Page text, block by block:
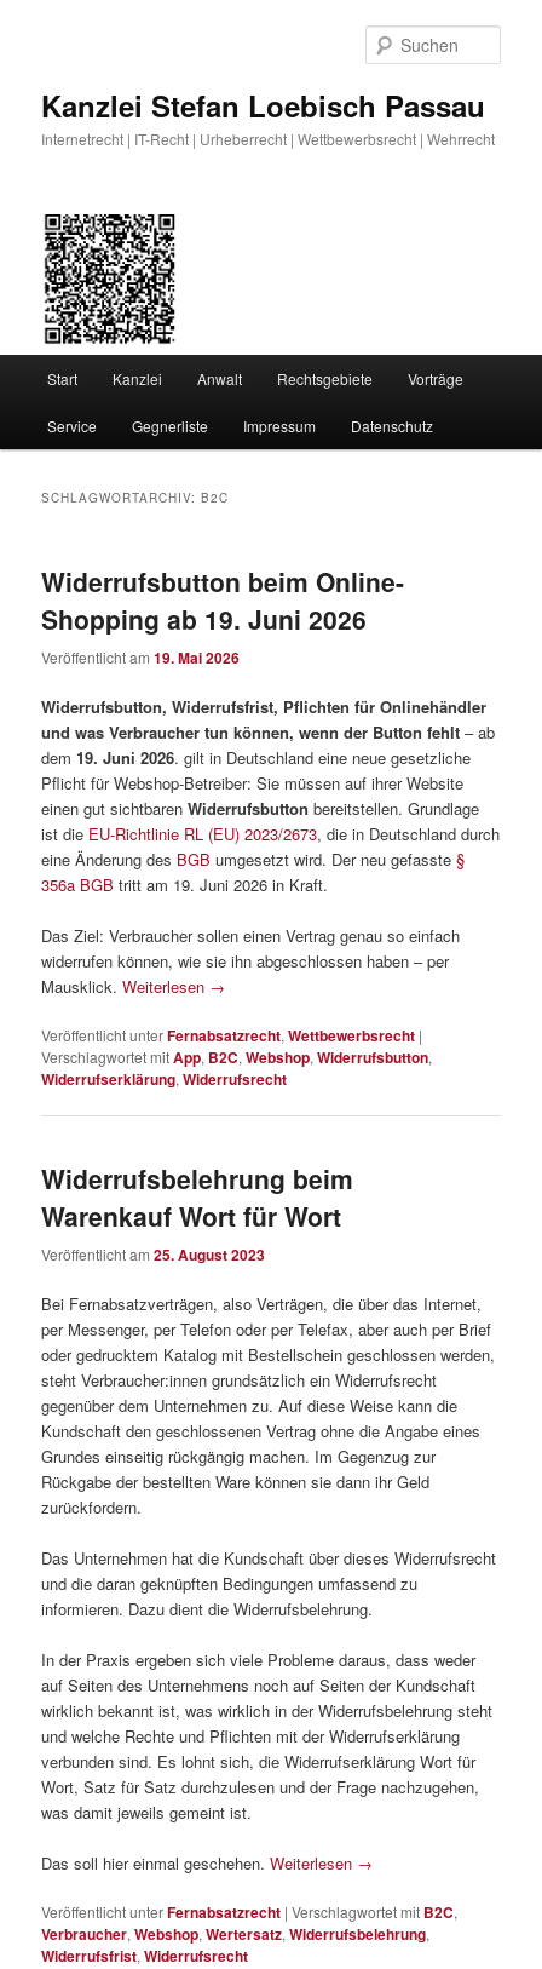
Kanzlei Stefan Loebisch Passau
Internetrecht | IT-Recht | Urheberrecht | Wettbewerbsrecht | Wehrrecht
Start Kanzlei Anwalt Rechtsgebiete Vorträge
Service Gegnerliste Impressum Datenschutz
SCHLAGWORTARCHIV:B2C
Widerrufsbutton beim Online-
Shopping ab 19. Juni 2026
Veröffentlicht am19. Mai 2026
Widerrufsbutton, Widerrufsfrist, Pflichten für Onlinehändler
und was Verbraucher tun können, wenn der Button fehlt – ab
dem19. Juni 2026. gilt in Deutschland eine neue gesetzliche
Pflicht für Webshop-Betreiber: Sie müssen auf ihrer Website
einen gut sichtbarenWiderrufsbutton bereitstellen. Grundlage
ist die EU-Richtlinie RL (EU) 2023/2673, die in Deutschland durch
eine Änderung des BGB umgesetzt wird. Der neu gefasste§
356a BGB tritt am 19. Juni 2026 in Kraft.
Das Ziel: Verbraucher sollen einen Vertrag genau so einfach
widerrufen können, wie sie ihn abgeschlossen haben – per
Mausklick.Weiterlesen →
Veröffentlicht unterFernabsatzrecht,Wettbewerbsrecht |
Verschlagwortet mitApp, B2C,Webshop,Widerrufsbutton,
Widerrufserklärung,Widerrufsrecht
Widerrufsbelehrung beim
Warenkauf Wort für Wort
Veröffentlicht am25. August 2023
Bei Fernabsatzverträgen, also Verträgen, die über das Internet,
per Messenger, per Telefon oder per Telefax, aber auch per Brief
oder gedrucktem Katalog mit Bestellschein geschlossen werden,
steht Verbraucher:innen grundsätzlich ein Widerrufsrecht
gegenüber dem Unternehmen zu. Auf diese Weise kann die
Kundschaft den geschlossenen Vertrag ohne die Angabe eines
Grundes einseitig rückgängig machen. Im Gegenzug zur
Rückgabe der bestellten Ware können sie dann ihr Geld
zurückfordern.
Das Unternehmen hat die Kundschaft über dieses Widerrufsrecht
und die daran geknüpften Bedingungen umfassend zu
informieren. Dazu dient die Widerrufsbelehrung.
In der Praxis ergeben sich viele Probleme daraus, dass weder
auf Seiten des Unternehmens noch auf Seiten der Kundschaft
wirklich bekannt ist, was wirklich in der Widerrufsbelehrung steht
und welche Rechte und Pflichten mit der Widerrufserklärung
verbunden sind. Es lohnt sich, die Widerrufserklärung Wort für
Wort, Satz für Satz durchzulesen und der Frage nachzugehen,
was damit jeweils gemeint ist.
Das soll hier einmal geschehen.Weiterlesen →
Veröffentlicht unterFernabsatzrecht |Verschlagwortet mit B2C,
Verbraucher,Webshop,Wertersatz,Widerrufsbelehrung,
Widerrufsfrist,Widerrufsrecht